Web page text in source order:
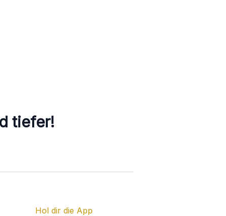
tiefer!
Hol dir die App